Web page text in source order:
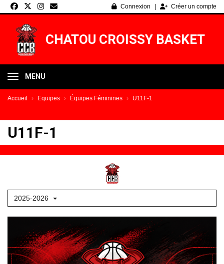
Connexion Créer un compte
CHATOU CROISSY BASKET
MENU
Accueil Equipes Équipes Féminines U11F-1
U11F-1
2025-2026
Panneau de gestion des cookies